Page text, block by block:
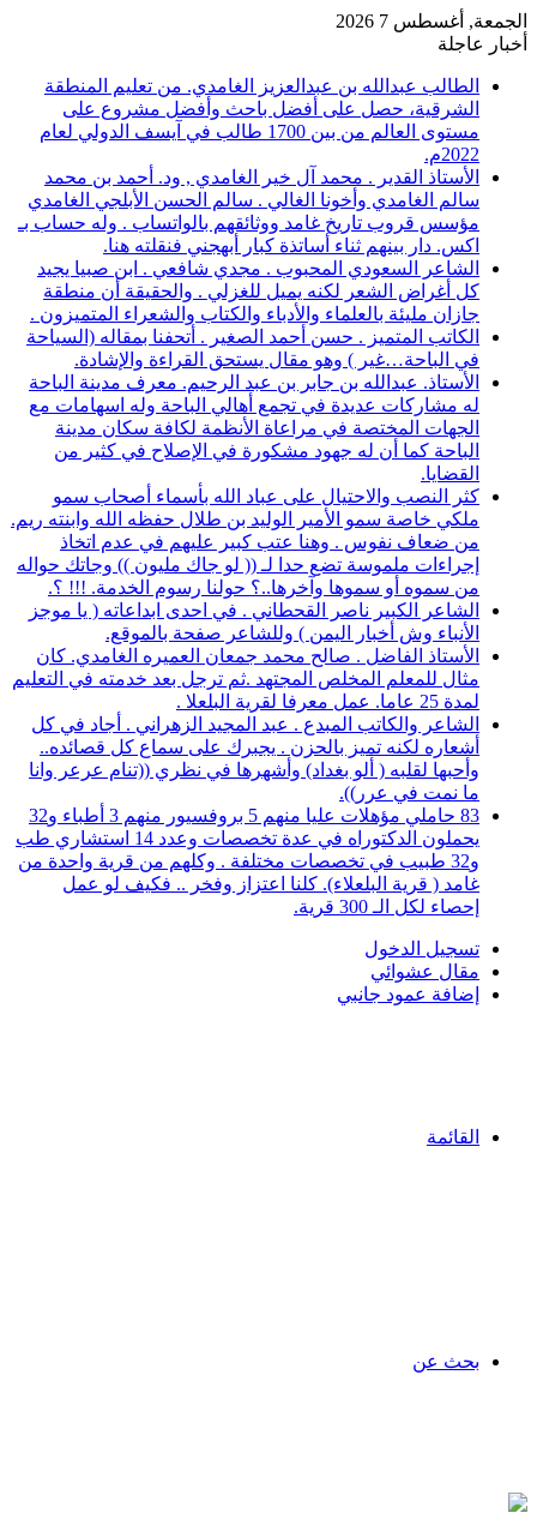
الجمعة, أغسطس 7 2026
أخبار عاجلة
الطالب عبدالله بن عبدالعزيز الغامدي. من تعليم المنطقة
الشرقية، حصل على أفضل باحث وأفضل مشروع على
مستوى العالم من بين 1700 طالب في آيسف الدولي لعام
2022م.
الأستاذ القدير . محمد آل خير الغامدي , ود. أحمد بن محمد
سالم الغامدي وأخونا الغالي . سالم الحسن الأبلجي الغامدي
مؤسس قروب تاريخ غامد ووثائقهم بالواتساب . وله حساب بـ
اكس. دار بينهم ثناء أساتذة كبار أبهجني فنقلته هنا.
الشاعر السعودي المحبوب . مجدي شافعي . ابن صبيا يجيد
كل أغراض الشعر لكنه يميل للغزلي . والحقيقة أن منطقة
جازان مليئة بالعلماء والأدباء والكتاب والشعراء المتميزون .
الكاتب المتميز . حسن أحمد الصغير . أتحفنا بمقاله (السياحة
في الباحة…غير ) وهو مقال يستحق القراءة والإشادة.
الأستاذ. عبدالله بن جابر بن عبد الرحيم. معرف مدينة الباحة
له مشاركات عديدة في تجمع أهالي الباحة وله اسهامات مع
الجهات المختصة في مراعاة الأنظمة لكافة سكان مدينة
الباحة كما أن له جهود مشكورة في الإصلاح في كثير من
القضايا.
كثر النصب والاحتيال على عباد الله بأسماء أصحاب سمو
ملكي خاصة سمو الأمير الوليد بن طلال حفظه الله وابنته ريم.
من ضعاف نفوس . وهنا عتب كبير عليهم في عدم اتخاذ
إجراءات ملموسة تضع حدا لـ (( لو جاك مليون )) وجاتك حواله
من سموه أو سموها وآخرها..؟ حولنا رسوم الخدمة. !!! ؟.
الشاعر الكبير ناصر القحطاني . في احدى ابداعاته ( يا موجز
الأنباء وش أخبار اليمن ) وللشاعر صفحة بالموقع.
الأستاذ الفاضل . صالح محمد جمعان العميره الغامدي. كان
مثال للمعلم المخلص المجتهد .ثم ترجل بعد خدمته في التعليم
لمدة 25 عاما. عمل معرفا لقرية البلعلا .
الشاعر والكاتب المبدع . عبد المجيد الزهراني . أجاد في كل
أشعاره لكنه تميز بالحزن . يجبرك على سماع كل قصائده..
وأحبها لقلبه ( ألو بغداد) وأشهرها في نظري ((تنام عرعر وانا
ما نمت في عرر)).
83 حاملي مؤهلات عليا منهم 5 بروفسيور منهم 3 أطباء و32
يحملون الدكتوراه في عدة تخصصات وعدد 14 استشاري طب
و32 طبيب في تخصصات مختلفة . وكلهم من قرية واحدة من
غامد ( قرية البلعلاء). كلنا اعتزاز وفخر .. فكيف لو عمل
إحصاء لكل الـ 300 قرية.
تسجيل الدخول
مقال عشوائي
إضافة عمود جانبي
القائمة
بحث عن